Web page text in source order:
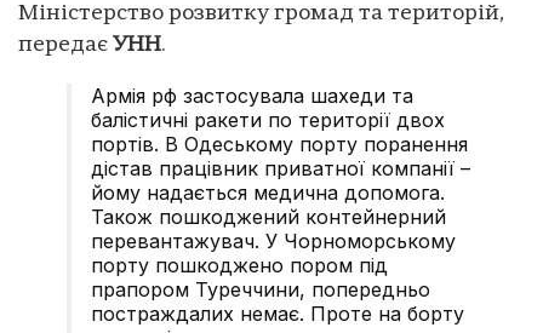
Міністерство розвитку громад та територій,
передає УНН.
Армія рф застосувала шахеди та
балістичні ракети по території двох
портів. В Одеському порту поранення
дістав працівник приватної компанії –
йому надається медична допомога.
Також пошкоджений контейнерний
перевантажувач. У Чорноморському
порту пошкоджено пором під
прапором Туреччини, попередньо
постраждалих немає. Проте на борту